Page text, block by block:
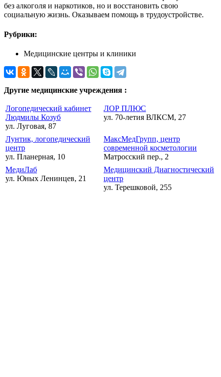
без алкоголя и наркотиков, но и восстановить свою
социальную жизнь. Оказываем помощь в трудоустройстве.
Рубрики:
Медицинские центры и клиники
Другие медицинские учреждения :
Логопедический кабинет
Людмилы Козуб
ул. Луговая, 87
ЛОР ПЛЮС
ул. 70-летия ВЛКСМ, 27
Лунтик, логопедический
центр
ул. Планерная, 10
МаксМедГрупп, центр
современной косметологии
Матросский пер., 2
МедиЛаб
ул. Юных Ленинцев, 21
Медицинский Диагностический
центр
ул. Терешковой, 255